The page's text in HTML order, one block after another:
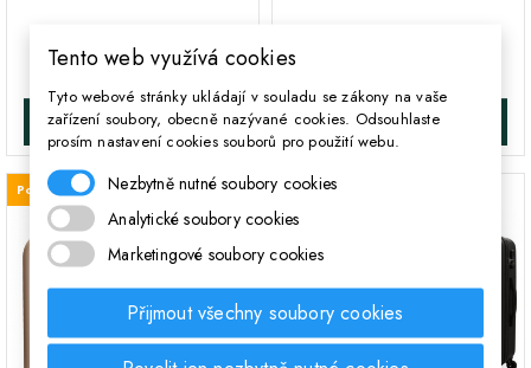
Cena
4 749 Kč
DO KOŠÍKA DO KOŠÍKA
Poslední kus skladem Skladem
Tento web využívá cookies
Tyto webové stránky ukládají v souladu se zákony na vaše
zařízení soubory, obecně nazývané cookies. Odsouhlaste
prosím nastavení cookies souborů pro použití webu.
Nezbytně nutné soubory cookies
Analytické soubory cookies
Marketingové soubory cookies
Přijmout všechny soubory cookies